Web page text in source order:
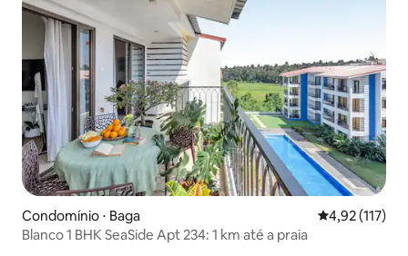
Condomínio ⋅ Baga 4,92 de uma
4,92 (117)
Blanco 1 BHK SeaSide Apt 234: 1 km até a praia